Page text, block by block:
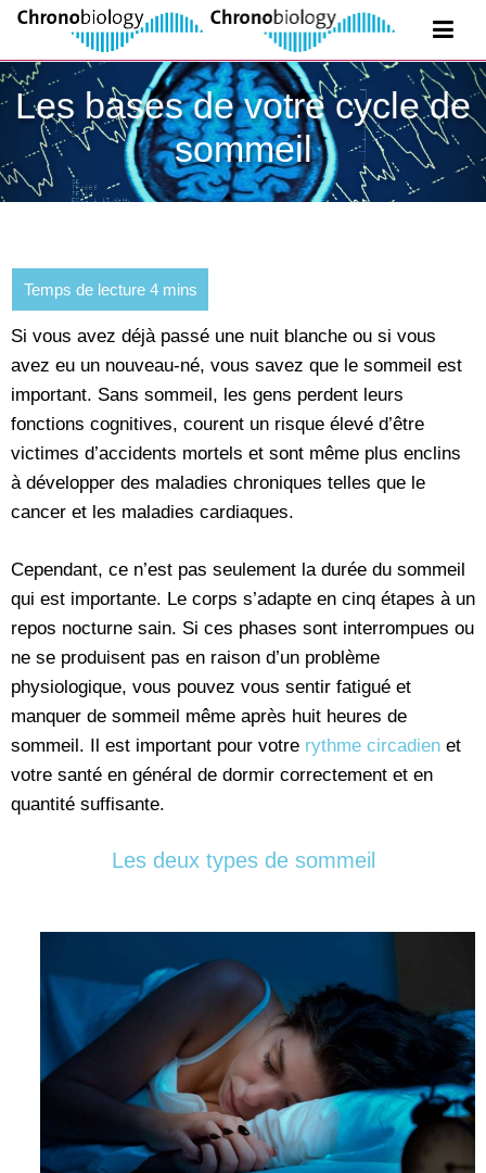
Les bases de votre cycle de
sommeil
Si vous avez déjà passé une nuit blanche ou si vous
avez eu un nouveau-né, vous savez que le sommeil est
important. Sans sommeil, les gens perdent leurs
fonctions cognitives, courent un risque élevé d’être
victimes d’accidents mortels et sont même plus enclins
à développer des maladies chroniques telles que le
cancer et les maladies cardiaques.
Cependant, ce n’est pas seulement la durée du sommeil
qui est importante. Le corps s’adapte en cinq étapes à un
repos nocturne sain. Si ces phases sont interrompues ou
ne se produisent pas en raison d’un problème
physiologique, vous pouvez vous sentir fatigué et
manquer de sommeil même après huit heures de
sommeil. Il est important pour votre rythme circadien et
votre santé en général de dormir correctement et en
quantité suffisante.
Les deux types de sommeil